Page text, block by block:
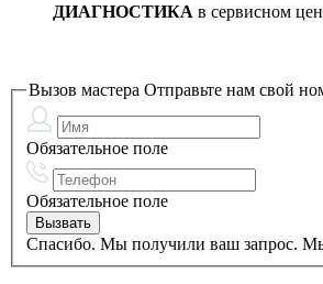
ДИАГНОСТИКА в сервисном
Вызов мастера Отправьте нам свой
Обязательное поле
Обязательное поле
Спасибо. Мы получили ваш запрос.